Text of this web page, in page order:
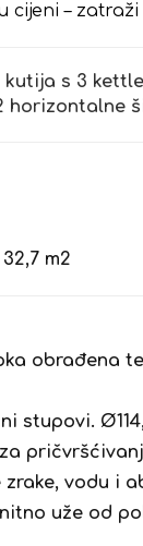
cijeni –
s 3
horizontalne
m2
obrađena
stupovi.
vodu i
uže od